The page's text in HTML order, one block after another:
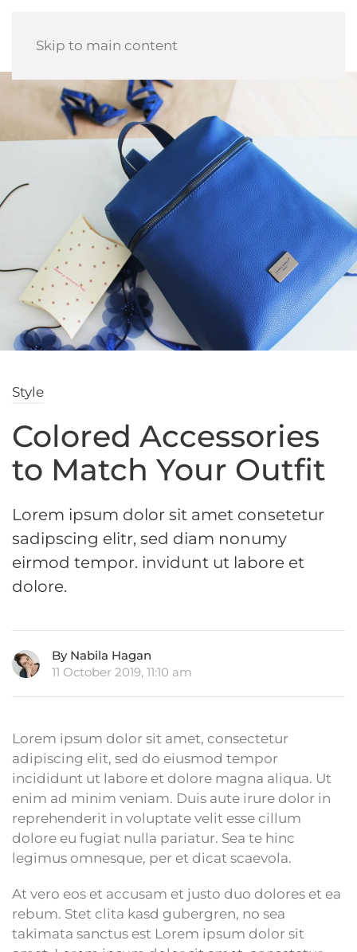
Skip to main content
Style
Colored Accessories
to Match Your Outfit
Lorem ipsum dolor sit amet consetetur
sadipscing elitr, sed diam nonumy
eirmod tempor. invidunt ut labore et
dolore.
By Nabila Hagan
11 October 2019, 11:10 am
Lorem ipsum dolor sit amet, consectetur
adipiscing elit, sed do eiusmod tempor
incididunt ut labore et dolore magna aliqua. Ut
enim ad minim veniam. Duis aute irure dolor in
reprehenderit in voluptate velit esse cillum
dolore eu fugiat nulla pariatur. Sea te hinc
legimus omnesque, per et dicat scaevola.
At vero eos et accusam et justo duo dolores et ea
rebum. Stet clita kasd gubergren, no sea
takimata sanctus est Lorem ipsum dolor sit